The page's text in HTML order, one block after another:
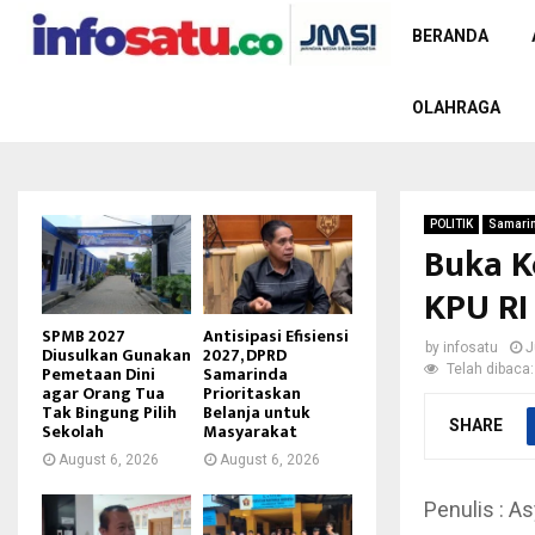
BERANDA
OLAHRAGA
POLITIK
Buka
KPU RI
by infosatu
Telah
SHARE
Penulis :
SPMB 2027
Diusulkan Gunakan
Pemetaan Dini
agar Orang Tua
Tak Bingung Pilih
Sekolah
August 6, 2026
Antisipasi Efisiensi
2027, DPRD
Samarinda
Prioritaskan
Belanja untuk
Masyarakat
August 6, 2026